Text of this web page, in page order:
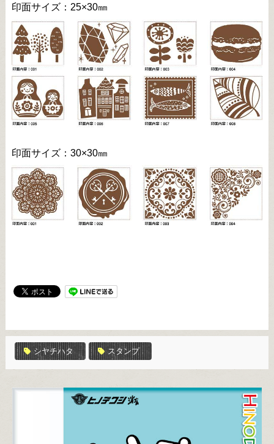
印面サイズ：25×30㎜
印面サイズ：30×30㎜
シヤチハタ スタンプ